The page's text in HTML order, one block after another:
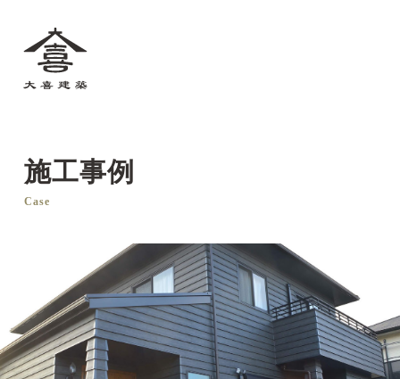
施工事例
Case